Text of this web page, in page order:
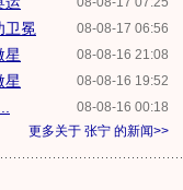
08-08-17 06:56
卫冕
08-08-16 21:08
星
08-08-16 19:52
星
08-08-16 00:18
更多关于 张宁 的新闻>>